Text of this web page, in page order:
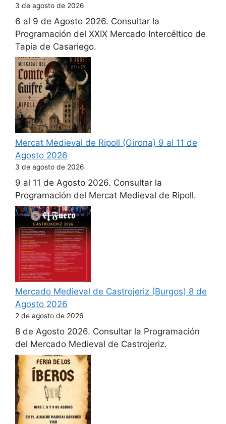
3 de agosto de 2026
6 al 9 de Agosto 2026. Consultar la
Programación del XXIX Mercado Intercéltico de
Tapia de Casariego.
Mercat Medieval de Ripoll (Girona) 9 al 11 de
Agosto 2026
3 de agosto de 2026
9 al 11 de Agosto 2026. Consultar la
Programación del Mercat Medieval de Ripoll.
Mercado Medieval de Castrojeriz (Burgos) 8 de
Agosto 2026
2 de agosto de 2026
8 de Agosto 2026. Consultar la Programación
del Mercado Medieval de Castrojeriz.